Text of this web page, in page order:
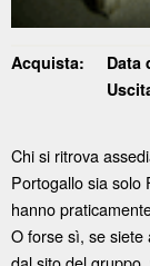
Acquista:
Data
Chi si ritrova
Portogallo sia solo
hanno
O forse sì, se siete